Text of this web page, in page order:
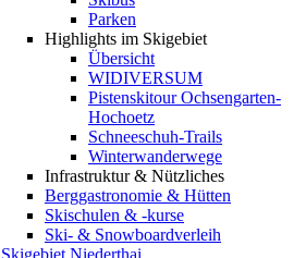
Parken
Highlights im Skigebiet
Übersicht
WIDIVERSUM
Pistenskitour Ochsengarten-
Hochoetz
Schneeschuh-Trails
Winterwanderwege
Infrastruktur & Nützliches
Berggastronomie & Hütten
Skischulen & -kurse
Ski- & Snowboardverleih
Skigebiet Niederthai